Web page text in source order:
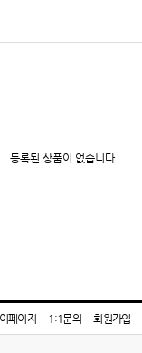
등록된 상품이 없습니다.
페이지 1:1문의 회원가입